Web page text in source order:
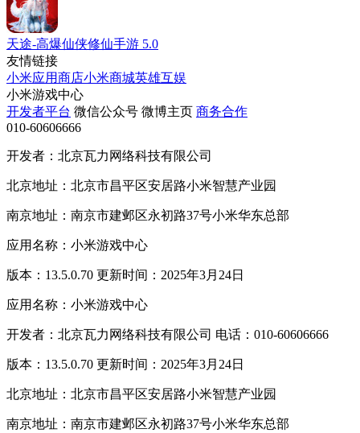
天途-高爆仙侠修仙手游 5.0
友情链接
小米应用商店小米商城英雄互娱
小米游戏中心
开发者平台 微信公众号 微博主页 商务合作
010-60606666
开发者：北京瓦力网络科技有限公司
北京地址：北京市昌平区安居路小米智慧产业园
南京地址：南京市建邺区永初路37号小米华东总部
应用名称：小米游戏中心
版本：13.5.0.70 更新时间：2025年3月24日
应用名称：小米游戏中心
开发者：北京瓦力网络科技有限公司 电话：010-60606666
版本：13.5.0.70 更新时间：2025年3月24日
北京地址：北京市昌平区安居路小米智慧产业园
南京地址：南京市建邺区永初路37号小米华东总部